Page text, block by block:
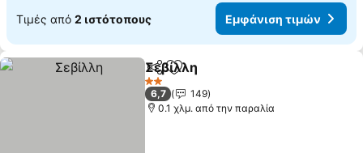
Τιμές από 2 ιστότοπους Εμφάνιση τιμών
Κοινοποίηση
Προσθήκη στα αγαπημένα
Σεβίλλη
2 Αστέρια
6,7
149
0.1 χλμ. από την παραλία